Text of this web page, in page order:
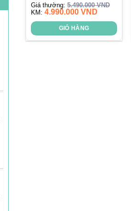
Được xếp
hạng5.005
sao
Giá thường:5.490.000VND
KM: 4.990.000 VND
GIỎ HÀNG